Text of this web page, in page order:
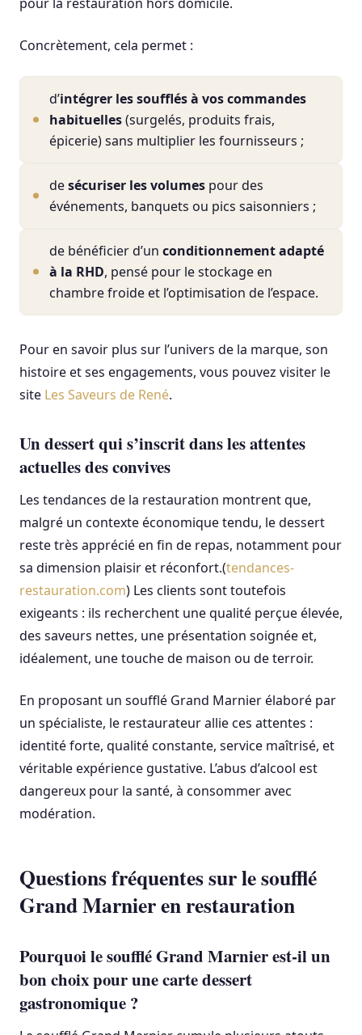
Concrètement, cela permet :
d’intégrer les soufflés à vos commandes
habituelles(surgelés, produits frais,
épicerie) sans multiplier les fournisseurs ;
desécuriser les volumes pour des
événements, banquets ou pics saisonniers ;
de bénéficier d’un conditionnement adapté
à la RHD, pensé pour le stockage en
chambre froide et l’optimisation de l’espace.
Pour en savoir plus sur l’univers de la marque, son
histoire et ses engagements, vous pouvez visiter le
site Les Saveurs de René.
Un dessert qui s’inscrit dans les attentes
actuelles des convives
Les tendances de la restauration montrent que,
malgré un contexte économique tendu, le dessert
reste très apprécié en fin de repas, notamment pour
sa dimension plaisir et réconfort.(tendances-
restauration.com) Les clients sont toutefois
exigeants : ils recherchent une qualité perçue élevée,
des saveurs nettes, une présentation soignée et,
idéalement, une touche de maison ou de terroir.
En proposant un soufflé Grand Marnier élaboré par
un spécialiste, le restaurateur allie ces attentes :
identité forte, qualité constante, service maîtrisé, et
véritable expérience gustative. L’abus d’alcool est
dangereux pour la santé, à consommer avec
modération.
Questions fréquentes sur le soufflé
Grand Marnier en restauration
Pourquoi le soufflé Grand Marnier est-il un
bon choix pour une carte dessert
gastronomique ?